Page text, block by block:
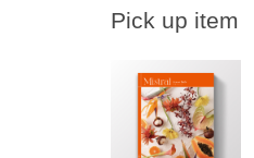
Pick up item